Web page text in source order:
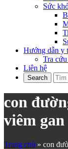
Sức
Hướng dẫn y
Tra
Liên hệ
con
viêm gan
Trang chủ » con